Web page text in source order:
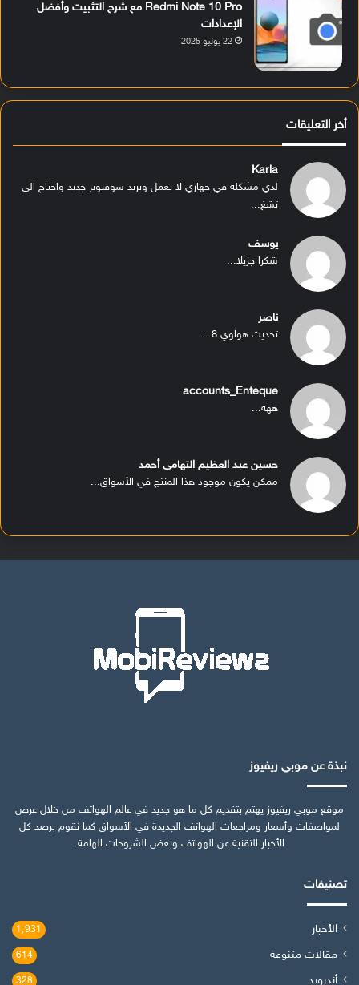
Redmi Note 10 Pro مع شرح التثبيت وأفضل
الإعدادات
22 يوليو 2025
أخر التعليقات
Karla
لدي مشكله في جهازي لا يعمل ويريد سوفتوير جديد واحتاج الى
تشغ...
يوسف
شكرا جزيلا...
ناصر
تحديث هواوي 8...
accounts_Enteque
ههه...
حسين عبد العظيم التهامى أحمد
ممكن يكون موجود هذا المنتج في الأسواق...
نبذة عن موبي ريفيوز
موقع موبي ريفيوز يهتم بتقديم كل ما هو جديد في عالم الهواتف من خلال عرض
لمواصفات وأسعار ومراجعات الهواتف الجديدة في الأسواق كما نقوم برصد كل
الأخبار التقنية عن الهواتف وبعض الشروحات الهامة.
تصنيفات
الأخبار 1٬931
مقالات متنوعة 614
أندرويد 328